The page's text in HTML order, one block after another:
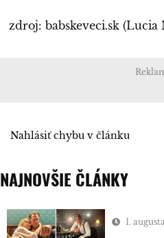
zdroj: babskeveci.sk (Lucia
Nahlásiť chybu v článku
NAJNOVŠIE ČLÁNKY
1.